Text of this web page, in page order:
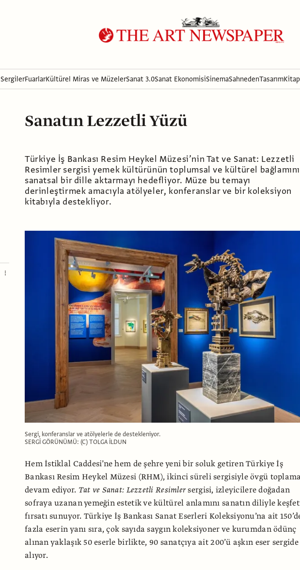
SergilerFuarlarKültürel Miras ve MüzelerSanat 3.0Sanat EkonomisiSinemaSahnedenTasarımKitap
Sanatın Lezzetli Yüzü
Türkiye İş Bankası Resim Heykel Müzesi’nin Tat ve Sanat: Lezzetli
Resimler sergisi yemek kültürünün toplumsal ve kültürel bağlamını
sanatsal bir dille aktarmayı hedefliyor. Müze bu temayı
derinleştirmek amacıyla atölyeler, konferanslar ve bir koleksiyon
kitabıyla destekliyor.
Sergi, konferanslar ve atölyelerle de destekleniyor.
SERGİ GÖRÜNÜMÜ: (C) TOLGA İLDUN
Hem İstiklal Caddesi’ne hem de şehre yeni bir soluk getiren Türkiye İş
Bankası Resim Heykel Müzesi (RHM), ikinci süreli sergisiyle övgü
devam ediyor. Tat ve Sanat: Lezzetli Resimlersergisi, izleyicilere doğadan
sofraya uzanan yemeğin estetik ve kültürel anlamını sanatın diliyle
fırsatı sunuyor. Türkiye İş Bankası Sanat Eserleri Koleksiyonu’na ait
fazla eserin yanı sıra, çok sayıda saygın koleksiyoner ve kurumdan ödünç
alınan yaklaşık 50 eserle birlikte, 90 sanatçıya ait 200’ü aşkın eser
alıyor.